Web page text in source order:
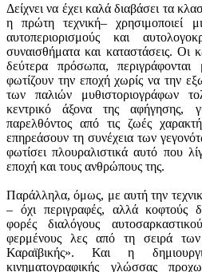
Δείχνει να έχει καλά διαβάσει τα
η πρώτη τεχνική– χρησιμοποιεί
αυτοπεριορισμούς και
συναισθήματα και καταστάσεις. Οι
δεύτερα πρόσωπα,
φωτίζουν την εποχή χωρίς να την
των παλιών μυθιστοριογράφων
κεντρικό άξονα της αφήγησης,
παρελθόντος από τις ζωές
επηρεάσουν τη συνέχεια των
φωτίσει πλουραλιστικά αυτό που
εποχή και τους ανθρώπους της.
Παράλληλα, όμως, με αυτή την
– όχι περιγραφές, αλλά κοφτούς
φορές διαλόγους
φερμένους λες από τη σειρά των
Καραϊβικής». Και η
κινηματογραφικής γλώσσας